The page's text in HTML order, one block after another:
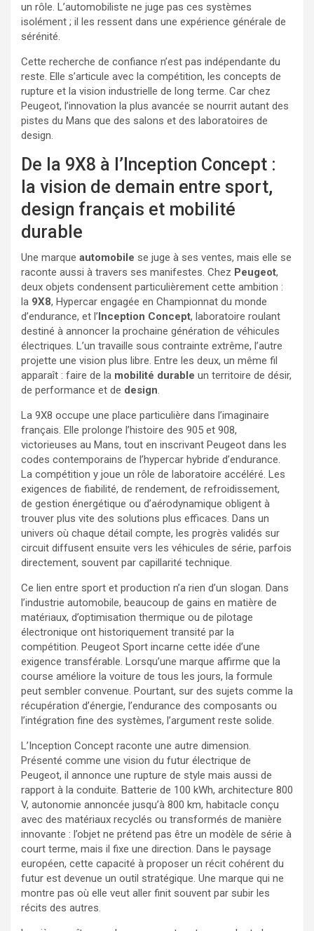
un rôle. L’automobiliste ne juge pas ces systèmes
isolément ; il les ressent dans une expérience générale de
sérénité.
Cette recherche de confiance n’est pas indépendante du
reste. Elle s’articule avec la compétition, les concepts de
rupture et la vision industrielle de long terme. Car chez
Peugeot, l’innovation la plus avancée se nourrit autant des
pistes du Mans que des salons et des laboratoires de
design.
De la 9X8 à l’Inception Concept :
la vision de demain entre sport,
design français et mobilité
durable
Une marque automobile se juge à ses ventes, mais elle se
raconte aussi à travers ses manifestes. Chez Peugeot,
deux objets condensent particulièrement cette ambition :
la 9X8, Hypercar engagée en Championnat du monde
d’endurance, et l’Inception Concept, laboratoire roulant
destiné à annoncer la prochaine génération de véhicules
électriques. L’un travaille sous contrainte extrême, l’autre
projette une vision plus libre. Entre les deux, un même fil
apparaît : faire de la mobilité durable un territoire de désir,
de performance et de design.
La 9X8 occupe une place particulière dans l’imaginaire
français. Elle prolonge l’histoire des 905 et 908,
victorieuses au Mans, tout en inscrivant Peugeot dans les
codes contemporains de l’hypercar hybride d’endurance.
La compétition y joue un rôle de laboratoire accéléré. Les
exigences de fiabilité, de rendement, de refroidissement,
de gestion énergétique ou d’aérodynamique obligent à
trouver plus vite des solutions plus efficaces. Dans un
univers où chaque détail compte, les progrès validés sur
circuit diffusent ensuite vers les véhicules de série, parfois
directement, souvent par capillarité technique.
Ce lien entre sport et production n’a rien d’un slogan. Dans
l’industrie automobile, beaucoup de gains en matière de
matériaux, d’optimisation thermique ou de pilotage
électronique ont historiquement transité par la
compétition. Peugeot Sport incarne cette idée d’une
exigence transférable. Lorsqu’une marque affirme que la
course améliore la voiture de tous les jours, la formule
peut sembler convenue. Pourtant, sur des sujets comme la
récupération d’énergie, l’endurance des composants ou
l’intégration fine des systèmes, l’argument reste solide.
L’Inception Concept raconte une autre dimension.
Présenté comme une vision du futur électrique de
Peugeot, il annonce une rupture de style mais aussi de
rapport à la conduite. Batterie de 100 kWh, architecture 800
V, autonomie annoncée jusqu’à 800 km, habitacle conçu
avec des matériaux recyclés ou transformés de manière
innovante : l’objet ne prétend pas être un modèle de série à
court terme, mais il fixe une direction. Dans le paysage
européen, cette capacité à proposer un récit cohérent du
futur est devenue un outil stratégique. Une marque qui ne
montre pas où elle veut aller finit souvent par subir les
récits des autres.